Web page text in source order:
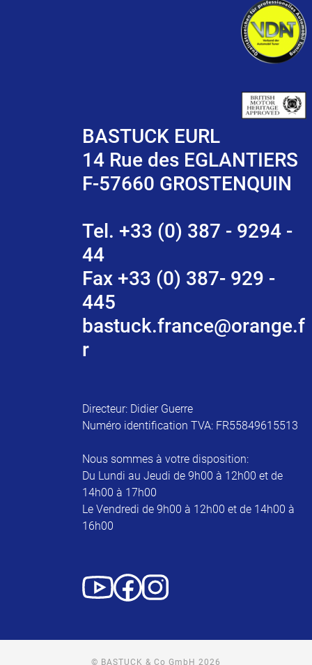
BASTUCK EURL
14 Rue des EGLANTIERS
F-57660 GROSTENQUIN
Tel. +33 (0) 387 - 9294 -
44
Fax +33 (0) 387- 929 -
445
bastuck.france@orange.f
r
Directeur: Didier Guerre
Numéro identification TVA: FR55849615513
Nous sommes à votre disposition:
Du Lundi au Jeudi de 9h00 à 12h00 et de
14h00 à 17h00
Le Vendredi de 9h00 à 12h00 et de 14h00 à
16h00
© BASTUCK & Co GmbH 2026